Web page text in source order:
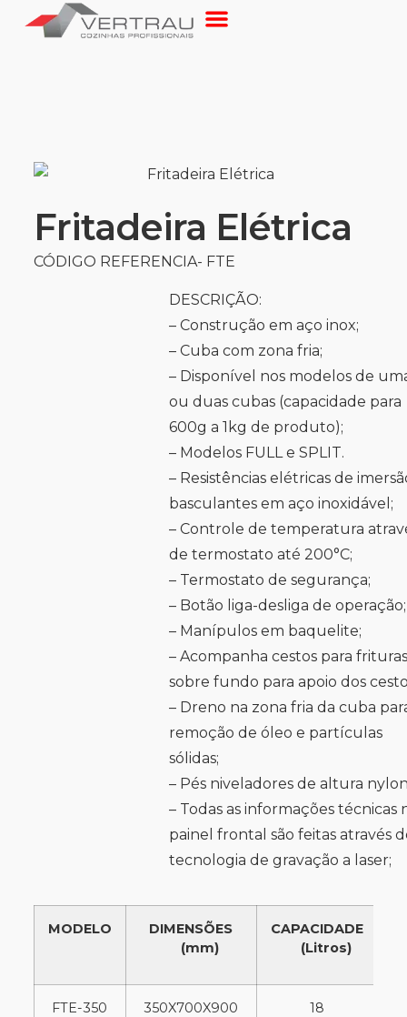
Fritadeira Elétrica
CÓDIGO REFERENCIA- FTE
DESCRIÇÃO:
– Construção em aço inox;
– Cuba com zona fria;
– Disponível nos modelos de
ou duas cubas (capacidade para
600g a 1kg de produto);
– Modelos FULL e SPLIT.
– Resistências elétricas de
basculantes em aço inoxidável;
– Controle de temperatura
de termostato até 200°C;
– Termostato de segurança;
– Botão liga-desliga de operação;
– Manípulos em baquelite;
– Acompanha cestos para
sobre fundo para apoio dos
– Dreno na zona fria da cuba
remoção de óleo e partículas
sólidas;
– Pés niveladores de altura
– Todas as informações técnicas
painel frontal são feitas através
tecnologia de gravação a laser;
MODELO
DIMENSÕES
(mm)
CAPACIDADE
(Litros)
FTE-350 350X700X900 18